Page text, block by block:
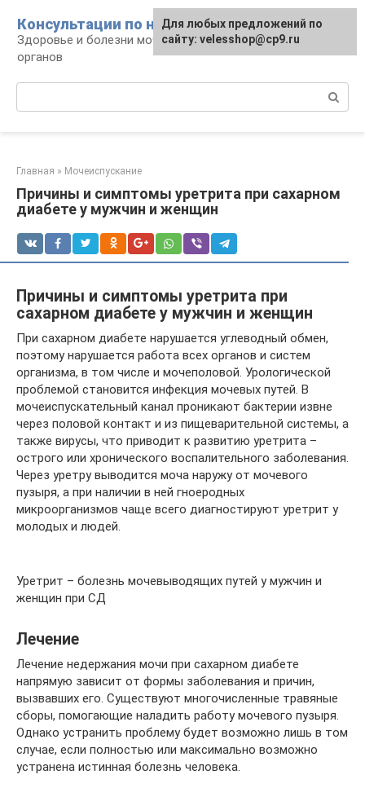
контенту
Консультации по нефрологии
Здоровье и болезни мочевыделительных
органов
Главная » Мочеиспускание
Причины и симптомы уретрита при сахарном
диабете у мужчин и женщин
Причины и симптомы уретрита при
сахарном диабете у мужчин и женщин
При сахарном диабете нарушается углеводный обмен,
поэтому нарушается работа всех органов и систем
организма, в том числе и мочеполовой. Урологической
проблемой становится инфекция мочевых путей. В
мочеиспускательный канал проникают бактерии извне
через половой контакт и из пищеварительной системы, а
также вирусы, что приводит к развитию уретрита –
острого или хронического воспалительного заболевания.
Через уретру выводится моча наружу от мочевого
пузыря, а при наличии в ней гноеродных
микроорганизмов чаще всего диагностируют уретрит у
молодых и людей.
Уретрит – болезнь мочевыводящих путей у мужчин и
женщин при СД
Лечение
Лечение недержания мочи при сахарном диабете
напрямую зависит от формы заболевания и причин,
вызвавших его. Существуют многочисленные травяные
сборы, помогающие наладить работу мочевого пузыря.
Однако устранить проблему будет возможно лишь в том
случае, если полностью или максимально возможно
устранена истинная болезнь человека.
Для любых предложений по
сайту: velesshop@cp9.ru